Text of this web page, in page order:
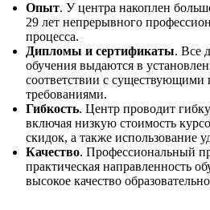
Опыт. У центра накоплен
29 лет непрерывного
процесса.
Дипломы и сертификаты. Все
обучения выдаются в
соответствии с существующими
требованиями.
Гибкость. Центр проводит
включая низкую стоимость
скидок, а также использование
Качество. Профессиональный
практическая направленность
высокое качество